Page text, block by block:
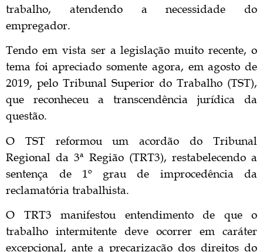
trabalho, atendendo a necessidade do
empregador.
Tendo em vista ser a legislação muito recente, o
tema foi apreciado somente agora, em agosto de
2019, pelo Tribunal Superior do Trabalho (TST),
que reconheceu a transcendência jurídica da
questão.
O TST reformou um acordão do Tribunal
Regional da 3ª Região (TRT3), restabelecendo a
sentença de 1º grau de improcedência da
reclamatória trabalhista.
O TRT3 manifestou entendimento de que o
trabalho intermitente deve ocorrer em caráter
excepcional, ante a precarização dos direitos do